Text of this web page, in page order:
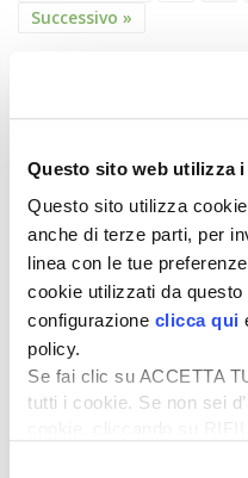
Questo sito web utilizza
Questo sito utilizza
anche di terze parti, per
linea con le tue
cookie utilizzati da
configurazione clicca qui
policy.
Se fai clic su ACCETTA
tutti i cookie. Se non sei
Successivo »
agricolo da marzo
6 Agosto 2026
Arriva una boccata
comparto primario
Il “ColtivaItalia”
Senato
6 Agosto 2026
“Oggi 6 agosto, la
Coltivaitalia, il